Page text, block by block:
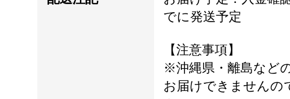
でに発送予定
【注意事項】
※沖縄県・離島など
お届けできませんの